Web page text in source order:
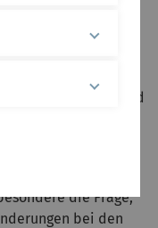
Online-
Ulm
in den
die während
erhalten
das Nieß- und
die Frage,
bei den